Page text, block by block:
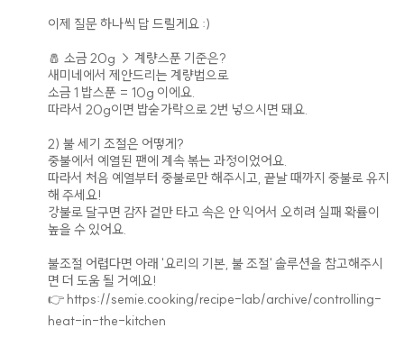
이제 질문 하나씩 답 드릴게요 :)
🧂 소금 20g → 계량스푼 기준은?
새미네에서 제안드리는 계량법으로
소금 1 밥스푼 = 10g 이에요.
따라서 20g이면 밥숟가락으로 2번 넣으시면 돼요.
2) 불 세기 조절은 어떻게?
중불에서 예열된 팬에 계속 볶는 과정이었어요.
따라서 처음 예열부터 중불로만 해주시고, 끝날 때까지 중불로 유지
해 주세요!
강불로 달구면 감자 겉만 타고 속은 안 익어서 오히려 실패 확률이
높을 수 있어요.
불조절 어렵다면 아래 '요리의 기본, 불 조절' 솔루션을 참고해주시
면 더 도움 될 거예요!
👉 https://semie.cooking/recipe-lab/archive/controlling-
heat-in-the-kitchen